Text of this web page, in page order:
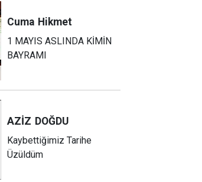
Cuma Hikmet
1 MAYIS ASLINDA KİMİN
BAYRAMI
AZİZ DOĞDU
Kaybettiğimiz Tarihe
Üzüldüm